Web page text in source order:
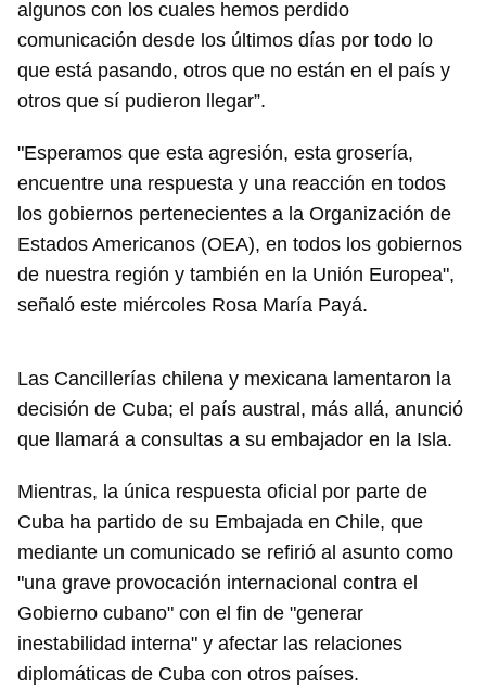
algunos con los cuales hemos perdido
comunicación desde los últimos días por todo lo
que está pasando, otros que no están en el país y
otros que sí pudieron llegar”.
"Esperamos que esta agresión, esta grosería,
encuentre una respuesta y una reacción en todos
los gobiernos pertenecientes a la Organización de
Estados Americanos (OEA), en todos los gobiernos
de nuestra región y también en la Unión Europea",
señaló este miércoles Rosa María Payá.
Las Cancillerías chilena y mexicana lamentaron la
decisión de Cuba; el país austral, más allá, anunció
que llamará a consultas a su embajador en la Isla.
Mientras, la única respuesta oficial por parte de
Cuba ha partido de su Embajada en Chile, que
mediante un comunicado se refirió al asunto como
"una grave provocación internacional contra el
Gobierno cubano" con el fin de "generar
inestabilidad interna" y afectar las relaciones
diplomáticas de Cuba con otros países.